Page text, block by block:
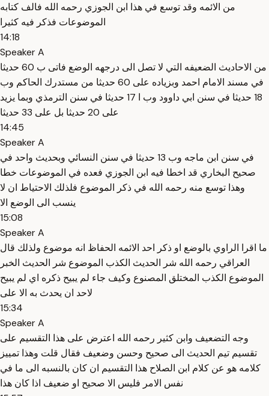
من الائمه وقد توسع في هذا ابن الجوزي رحمه الله فالف كتابه
الموضوعات فذكر فيه كثيرا
14:18
Speaker A
من الاحاديث الضعيفه التي لا تصل الى درجهه الوضع فاتى ب 60 حديثا
في مسند الامام احمد وبزياده على 60 حديثا من مستدرك الحاكم وب
18 حديثا في سنن ابي داوود وب ا 17 حديثا في سنن الترمذي وبما يزيد
على 20 حديثا بل على 33 حديثا
14:45
Speaker A
في سنن ابن ماجه وب 13 حديثا في سنن النسائي وبحديث واحد في
صحيح البخاري قد اخطا فيه ابن الجوزي فعده في الموضوعات خطا
وهذا توسع منه رحمه الله في ذكر الموضوع فلذلك الاحتياط ان لا
ينسب الى الوضع الا
15:08
Speaker A
ما اقرا الراوي بالوضع او ذكر احد الائمه الحفاظ انه موضوع ولذلك قال
العراقي رحمه الله شر الحديث الكذب الموضوع شر الحديث الخبر
الموضوع الكذب المختلق المصنوع وكيف جاء لم يبيح ذكره اي لم يبيح
لاحد ان يحدث به الا على
15:34
Speaker A
وجه التضعيف وابن كثير رحمه الله اعترض على هذا التقسيم على
تقسيم تيم الحديث الى صحيح وحسن وضعيف فقال قلت وهذا تمييز
كلامه هو عن كلام ابن الصلاح هذا التقسيم ان كان بالنسبه الى ما في
نفس الامر فليس الا صحيح او ضعيف اذا كان هذا